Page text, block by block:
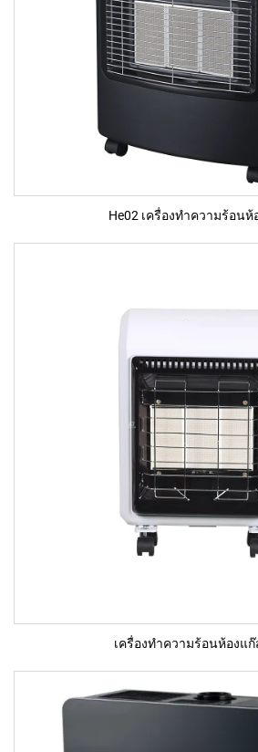
He02 เครื่องทําความร้อน
เครื่องทําความร้อนห้องแก๊